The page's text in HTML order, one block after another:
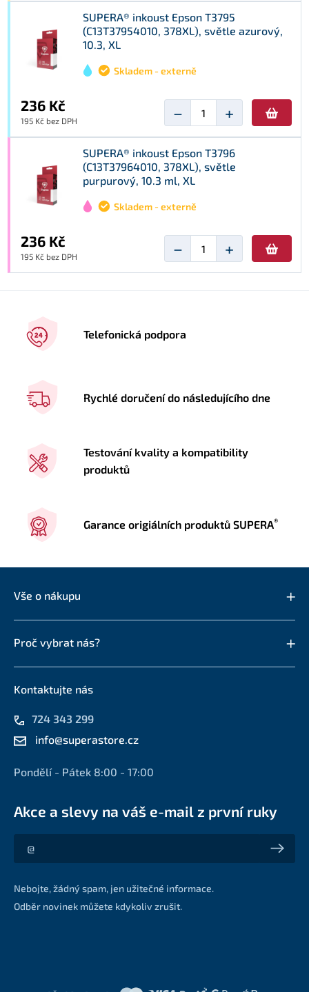
SUPERA® inkoust Epson T3795
(C13T37954010, 378XL), světle azurový,
10.3, XL
Skladem - externě
236 Kč
195 Kč bez DPH − +
SUPERA® inkoust Epson T3796
(C13T37964010, 378XL), světle
purpurový, 10.3 ml, XL
Skladem - externě
236 Kč
195 Kč bez DPH − +
Telefonická podpora
Rychlé doručení do následujícího dne
Testování kvality a kompatibility
produktů
Garance origiálních produktů SUPERA®
Vše o nákupu
Proč vybrat nás?
Kontaktujte nás
724 343 299
info@superastore.cz
Pondělí - Pátek 8:00 - 17:00
Akce a slevy na váš e-mail z první ruky
Akce a slevy na váš e-mail z první ruky
Nebojte, žádný spam, jen užitečné informace.
Odběr novinek můžete kdykoliv zrušit.